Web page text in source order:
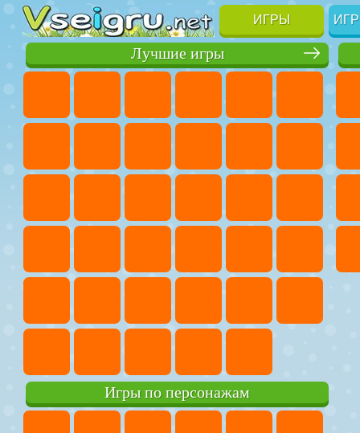
ИГРЫ
Лучшие игры
Игры по персонажам